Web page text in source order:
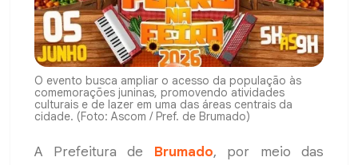
O evento busca ampliar o acesso da população às
comemorações juninas, promovendo atividades
culturais e de lazer em uma das áreas centrais da
cidade. (Foto: Ascom / Pref. de Brumado)
A Prefeitura de Brumado, por meio das